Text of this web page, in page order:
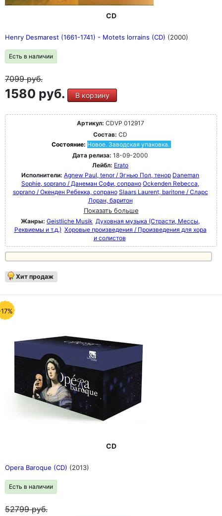
CD
Henry Desmarest (1661-1741) - Motets lorrains (CD) (2000)
Есть в наличии
7099руб.
1580 руб. В корзину
Артикул: CDVP 012917
Состав: CD
Состояние: Новое. Заводская упаковка.
Дата релиза: 18-09-2000
Лейбл: Erato
Исполнители: Agnew Paul, tenor / Эгнью Пол, тенор Daneman
Sophie, soprano / Данеман Софи, сопрано Ockenden Rebecca,
soprano / Окенден Ребекка, сопрано Slaars Laurent, baritone / Сларс
Лоран, баритон
Показать больше
Жанры: Geistliche Musik Духовная музыка (Страсти, Мессы,
Реквиемы и т.д.) Хоровые произведения / Произведения для хора
и солистов
Хит продаж
CD
Opera Baroque (CD) (2013)
Есть в наличии
52799руб.